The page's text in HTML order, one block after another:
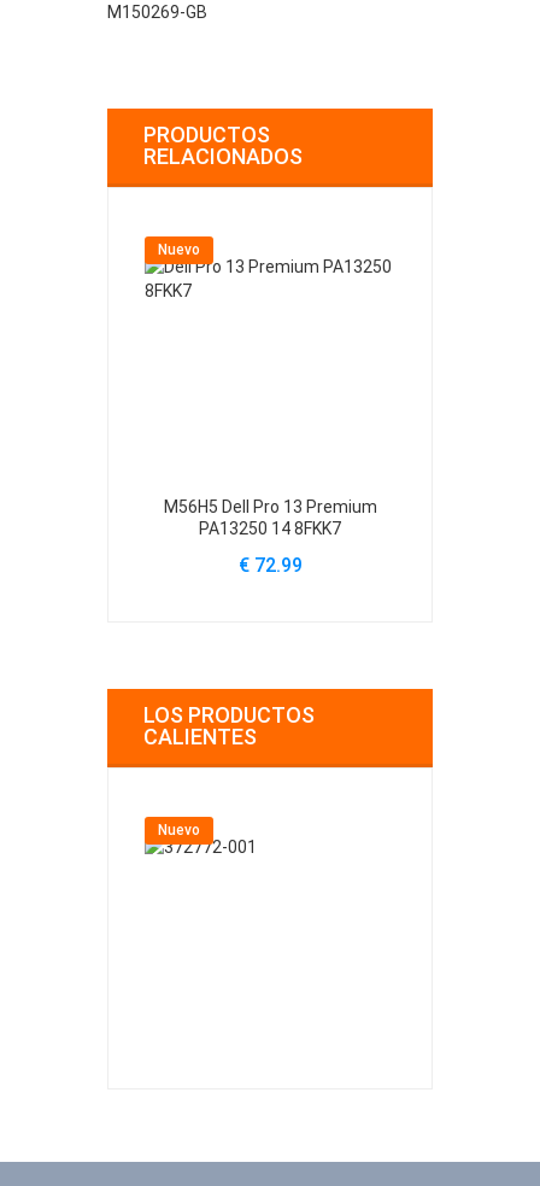
M150269-GB
PRODUCTOS
RELACIONADOS
Nuevo
M56H5 Dell Pro 13 Premium
PA13250 14 8FKK7
€ 72.99
LOS PRODUCTOS
CALIENTES
Nuevo